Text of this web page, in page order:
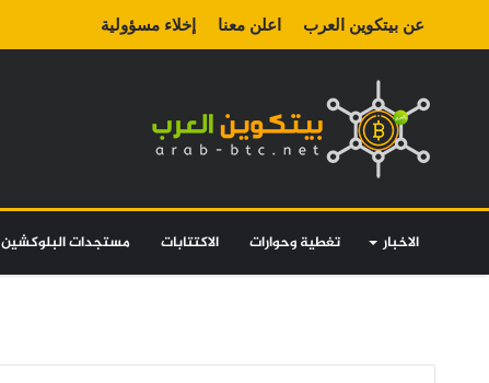
عن بيتكوين العرب اعلن معنا إخلاء مسؤولية
الاخبار تغطية وحوارات الاكتتابات مستجدات البلوكشين